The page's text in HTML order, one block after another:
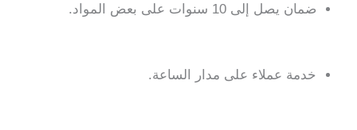
ضمان يصل إلى 10 سنوات على بعض المواد.
خدمة عملاء على مدار الساعة.